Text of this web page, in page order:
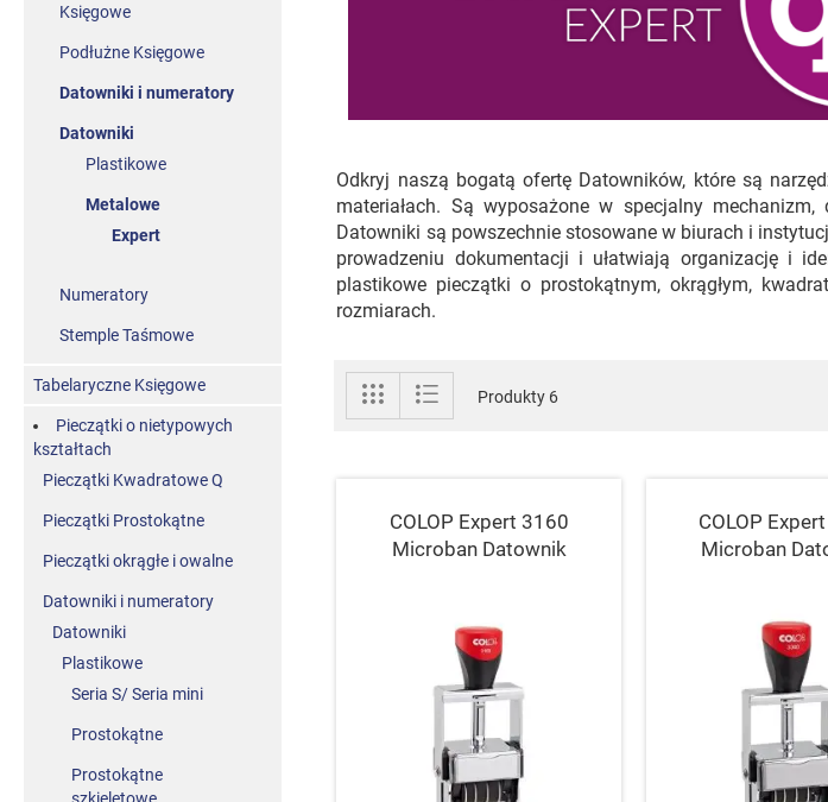
Odkryj naszą bogatą ofertę Datowników, które są
materiałach. Są wyposażone w specjalny
Datowniki są powszechnie stosowane w biurach i
prowadzeniu dokumentacji i ułatwiają organizację i
plastikowe pieczątki o prostokątnym, okrągłym,
rozmiarach.
Zobacz
jako
Siatka Produkty 6
COLOP Expert 3160
Microban Datownik
COLOP
Microban
Księgowe
Podłużne Księgowe
Datowniki i numeratory
Datowniki
Plastikowe
Metalowe
Expert
Numeratory
Stemple Taśmowe
Tabelaryczne Księgowe
Pieczątki o nietypowych
kształtach
Pieczątki Kwadratowe Q
Pieczątki Prostokątne
Pieczątki okrągłe i owalne
Datowniki i numeratory
Datowniki
Plastikowe
Seria S/ Seria mini
Prostokątne
Prostokątne